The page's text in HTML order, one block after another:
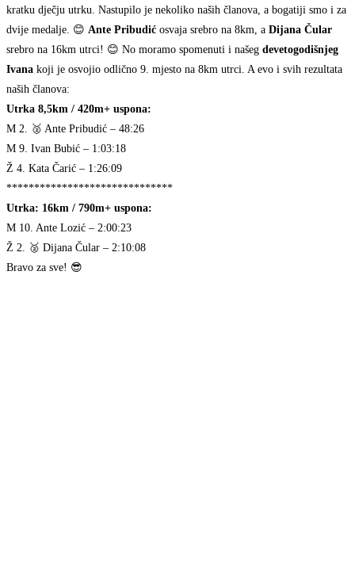
kratku dječju utrku. Nastupilo je nekoliko naših članova, a bogatiji smo i za
dvije medalje. 😊 Ante Pribudić osvaja srebro na 8km, a Dijana Čular
srebro na 16km utrci! 😊 No moramo spomenuti i našeg devetogodišnjeg
Ivana koji je osvojio odlično 9. mjesto na 8km utrci. A evo i svih rezultata
naših članova:
Utrka 8,5km / 420m+ uspona:
M 2. 🥈 Ante Pribudić – 48:26
M 9. Ivan Bubić – 1:03:18
Ž 4. Kata Čarić – 1:26:09
******************************
Utrka: 16km / 790m+ uspona:
M 10. Ante Lozić – 2:00:23
Ž 2. 🥈 Dijana Čular – 2:10:08
Bravo za sve! 😎